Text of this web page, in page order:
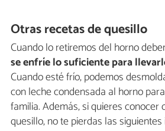
Otras recetas de quesillo
Cuando lo retiremos del horno
se enfríe lo suficiente para
Cuando esté frío, podemos
con leche condensada al horno
familia. Además, si quieres conocer
quesillo, no te pierdas las siguientes